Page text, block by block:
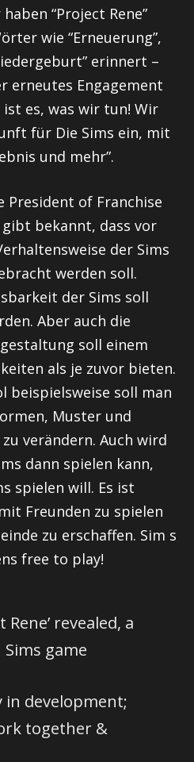
“Project Rene”
wie “Erneuerung”,
erinnert –
erneutes Engagement
es, was wir tun! Wir
für Die Sims ein, mit
und mehr”.
President of Franchise
bekannt, dass vor
der Sims
werden soll.
der Sims soll
Aber auch die
soll einem
als je zuvor bieten.
beispielsweise soll man
Muster und
verändern. Auch wird
dann spielen kann,
spielen will. Es ist
Freunden zu spielen
zu erschaffen. Sim s
free to play!
Rene’ revealed, a
game
in development;
together &